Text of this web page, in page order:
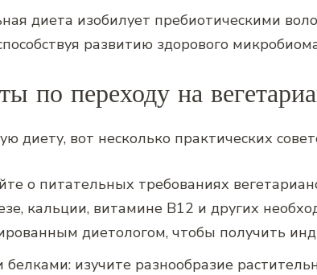
диета изобилует пребиотическими
развитию здорового
по переходу на
диету, вот несколько практических
о питательных требованиях
кальции, витамине B12 и других
диетологом, чтобы получить
изучите разнообразие